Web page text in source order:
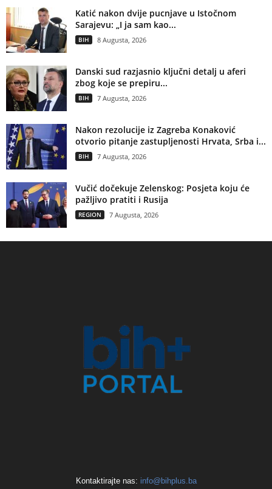
Katić nakon dvije pucnjave u Istočnom
Sarajevu: „I ja sam kao...
BIH 8 Augusta, 2026
Danski sud razjasnio ključni detalj u aferi
zbog koje se prepiru...
BIH 7 Augusta, 2026
Nakon rezolucije iz Zagreba Konaković
otvorio pitanje zastupljenosti Hrvata, Srba i...
BIH 7 Augusta, 2026
Vučić dočekuje Zelenskog: Posjeta koju će
pažljivo pratiti i Rusija
REGION 7 Augusta, 2026
Kontaktirajte nas: info@bihplus.ba